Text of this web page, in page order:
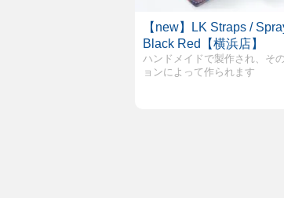
【new】LK Straps /
Black Red【横浜店】
ハンドメイドで製作され、そ
ョンによって作られます